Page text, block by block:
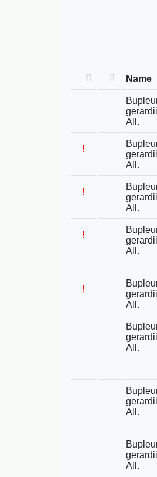
Name
gerardii
All.
!
gerardii
All.
!
gerardii
All.
!
gerardii
All.
!
gerardii
All.
gerardii
All.
gerardii
All.
gerardii
All.